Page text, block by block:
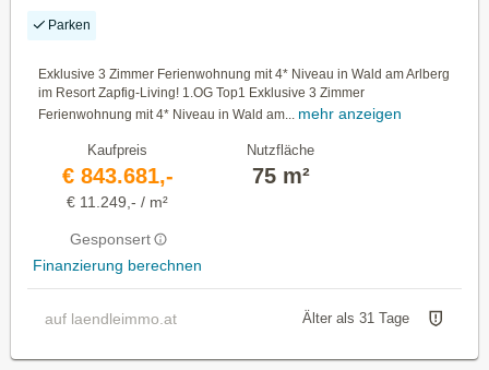
Zapfig-Living! 1.OG Top1
Parken
Exklusive 3 Zimmer Ferienwohnung mit 4* Niveau in Wald am Arlberg
im Resort Zapfig-Living! 1.OG Top1 Exklusive 3 Zimmer
Ferienwohnung mit 4* Niveau in Wald am... mehr anzeigen
Kaufpreis
€ 843.681,-
€ 11.249,- / m²
Gesponsert
Finanzierung berechnen
Nutzfläche
75 m²
auf laendleimmo.at Älter als 31 Tage